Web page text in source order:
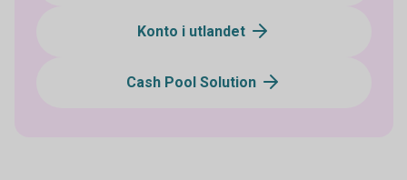
Konto i utlandet
Cash Pool Solution